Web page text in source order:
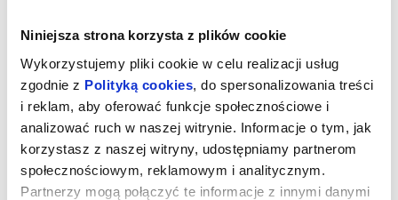
Niniejsza strona korzysta z plików cookie
Wykorzystujemy pliki cookie w celu realizacji usług
zgodnie z Polityką cookies , do spersonalizowania treści
i reklam, aby oferować funkcje społecznościowe i
analizować ruch w naszej witrynie. Informacje o tym, jak
korzystasz z naszej witryny, udostępniamy partnerom
społecznościowym, reklamowym i analitycznym.
Partnerzy mogą połączyć te informacje z innymi danymi